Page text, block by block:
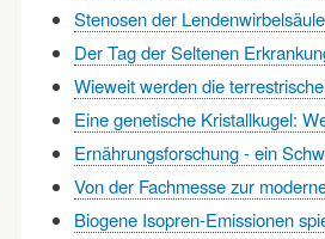
Stenosen der
Der Tag der Seltenen
Wieweit werden die
Eine genetische Kristallkugel:
Ernährungsforschung - ein
Von der Fachmesse zur
Biogene Isopren-Emissionen